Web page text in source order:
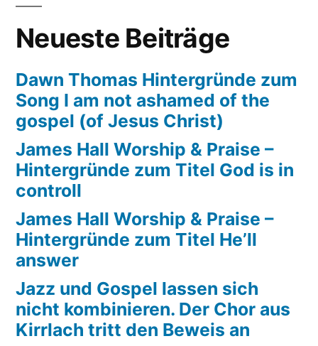
Neueste Beiträge
Dawn Thomas Hintergründe zum
Song I am not ashamed of the
gospel (of Jesus Christ)
James Hall Worship & Praise –
Hintergründe zum Titel God is in
controll
James Hall Worship & Praise –
Hintergründe zum Titel He’ll
answer
Jazz und Gospel lassen sich
nicht kombinieren. Der Chor aus
Kirrlach tritt den Beweis an